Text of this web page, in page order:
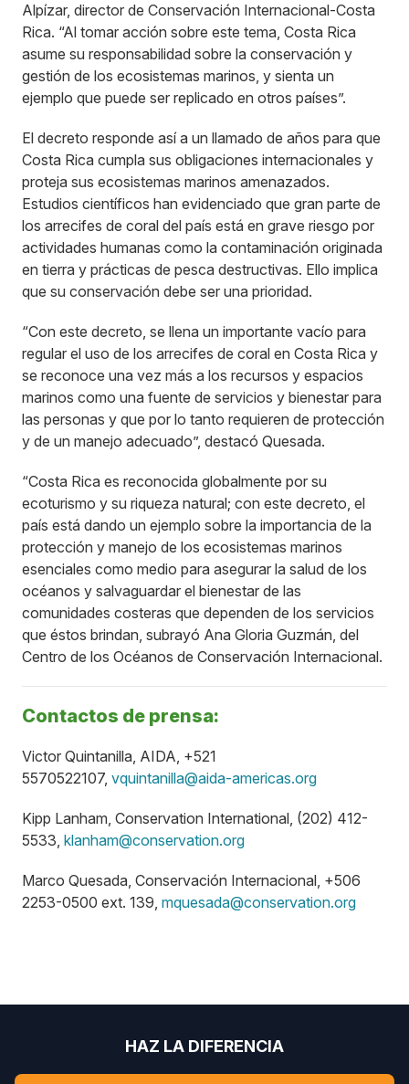
Alpízar, director de Conservación Internacional-Costa
Rica. “Al tomar acción sobre este tema, Costa Rica
asume su responsabilidad sobre la conservación y
gestión de los ecosistemas marinos, y sienta un
ejemplo que puede ser replicado en otros países”.
El decreto responde así a un llamado de años para que
Costa Rica cumpla sus obligaciones internacionales y
proteja sus ecosistemas marinos amenazados.
Estudios científicos han evidenciado que gran parte de
los arrecifes de coral del país está en grave riesgo por
actividades humanas como la contaminación originada
en tierra y prácticas de pesca destructivas. Ello implica
que su conservación debe ser una prioridad.
“Con este decreto, se llena un importante vacío para
regular el uso de los arrecifes de coral en Costa Rica y
se reconoce una vez más a los recursos y espacios
marinos como una fuente de servicios y bienestar para
las personas y que por lo tanto requieren de protección
y de un manejo adecuado”, destacó Quesada.
“Costa Rica es reconocida globalmente por su
ecoturismo y su riqueza natural; con este decreto, el
país está dando un ejemplo sobre la importancia de la
protección y manejo de los ecosistemas marinos
esenciales como medio para asegurar la salud de los
océanos y salvaguardar el bienestar de las
comunidades costeras que dependen de los servicios
que éstos brindan, subrayó Ana Gloria Guzmán, del
Centro de los Océanos de Conservación Internacional.
Contactos de prensa:
Victor Quintanilla, AIDA, +521
5570522107, vquintanilla@aida-americas.org
Kipp Lanham, Conservation International, (202) 412-
5533, klanham@conservation.org
Marco Quesada, Conservación Internacional, +506
2253-0500 ext. 139, mquesada@conservation.org
HAZ LA DIFERENCIA